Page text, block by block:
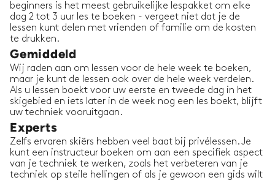
beginners is het meest gebruikelijke lespakket om elke
dag 2 tot 3 uur les te boeken - vergeet niet dat je de
lessen kunt delen met vrienden of familie om de kosten
te drukken.
Gemiddeld
Wij raden aan om lessen voor de hele week te boeken,
maar je kunt de lessen ook over de hele week verdelen.
Als u lessen boekt voor uw eerste en tweede dag in het
skigebied en iets later in de week nog een les boekt, blijft
uw techniek vooruitgaan.
Experts
Zelfs ervaren skiërs hebben veel baat bij privélessen. Je
kunt een instructeur boeken om aan een specifiek aspect
van je techniek te werken, zoals het verbeteren van je
techniek op steile hellingen of als je gewoon een gids wilt